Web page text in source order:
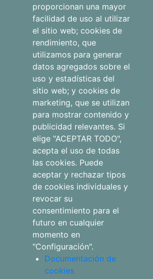
proporcionan una mayor
facilidad de uso al utilizar
el sitio web; cookies de
rendimiento, que
utilizamos para generar
datos agregados sobre el
uso y estadísticas del
sitio web; y cookies de
marketing, que se utilizan
para mostrar contenido y
publicidad relevantes. Si
elige "ACEPTAR TODO",
acepta el uso de todas
las cookies. Puede
aceptar y rechazar tipos
de cookies individuales y
revocar su
consentimiento para el
futuro en cualquier
momento en
"Configuración".
Documentación de
cookies
Apartamentos
alojamientos
Blog
Qué hacer
Tienda
Aviso legal
Política de
privacidad
Política de